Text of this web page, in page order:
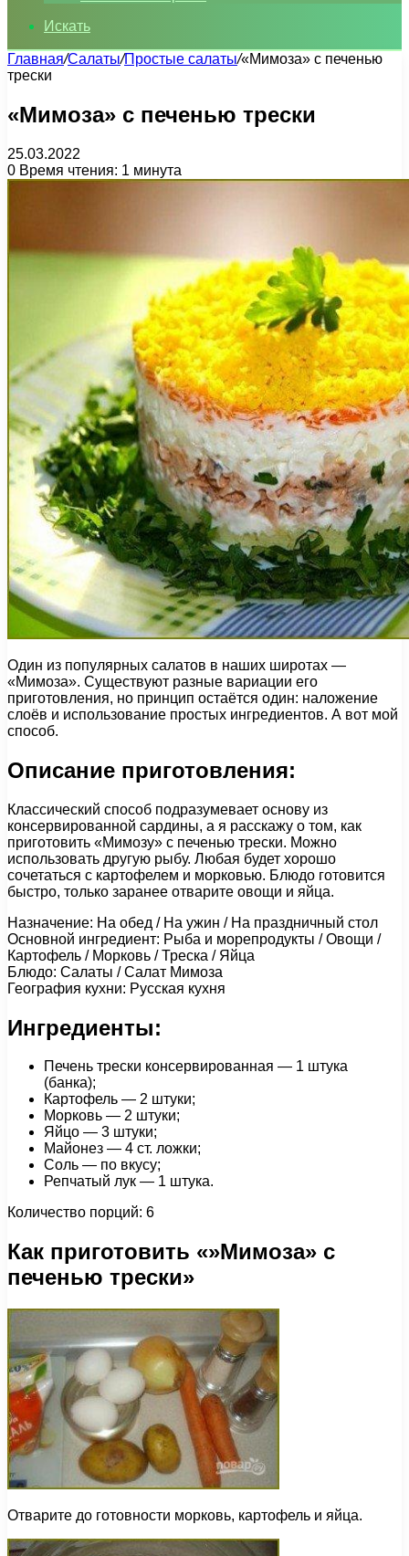
Искать
Главная/Салаты/Простые салаты/«Мимоза» с печенью
трески
«Мимоза» с печенью трески
25.03.2022
0 Время чтения: 1 минута
Один из популярных салатов в наших широтах —
«Мимоза». Существуют разные вариации его
приготовления, но принцип остаётся один: наложение
слоёв и использование простых ингредиентов. А вот мой
способ.
Описание приготовления:
Классический способ подразумевает основу из
консервированной сардины, а я расскажу о том, как
приготовить «Мимозу» с печенью трески. Можно
использовать другую рыбу. Любая будет хорошо
сочетаться с картофелем и морковью. Блюдо готовится
быстро, только заранее отварите овощи и яйца.
Назначение: На обед / На ужин / На праздничный стол
Основной ингредиент: Рыба и морепродукты / Овощи /
Картофель / Морковь / Треска / Яйца
Блюдо: Салаты / Салат Мимоза
География кухни: Русская кухня
Ингредиенты:
Печень трески консервированная — 1 штука
(банка);
Картофель — 2 штуки;
Морковь — 2 штуки;
Яйцо — 3 штуки;
Майонез — 4 ст. ложки;
Соль — по вкусу;
Репчатый лук — 1 штука.
Количество порций: 6
Как приготовить «»Мимоза» с
печенью трески»
Отварите до готовности морковь, картофель и яйца.